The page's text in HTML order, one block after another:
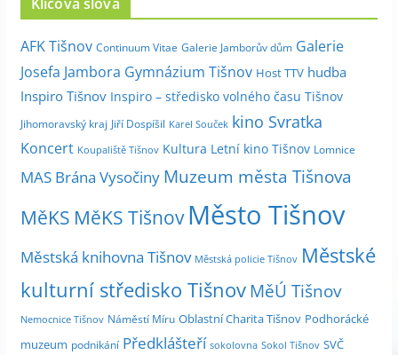
v
d
l
e
m
s
í
e
AFK Tišnov Continuum Vitae Galerie Jamborův dům Galerie
Josefa Jambora Gymnázium Tišnov Host TTV hudba
Inspiro Tišnov Inspiro – středisko volného času Tišnov
Jihomoravský kraj Jiří Dospíšil Karel Souček kino Svratka
Koncert Koupaliště Tišnov Kultura Letní kino Tišnov Lomnice
MAS Brána Vysočiny Muzeum města Tišnova
MěKS MěKS Tišnov Město Tišnov
Městská knihovna Tišnov Městská policie Tišnov Městské
kulturní středisko Tišnov MěÚ Tišnov
Nemocnice Tišnov Náměstí Míru Oblastní Charita Tišnov Podhorácké
muzeum podnikání Předklášteří sokolovna Sokol Tišnov SVČ